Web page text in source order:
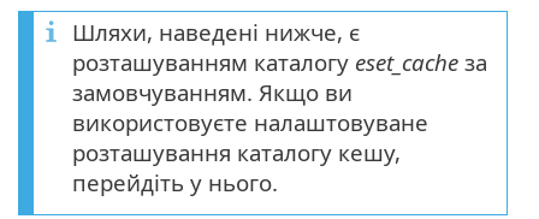
Шляхи, наведені нижче, є
розташуванням каталогу eset_cache за
замовчуванням. Якщо ви
використовуєте налаштовуване
розташування каталогу кешу,
перейдіть у нього.